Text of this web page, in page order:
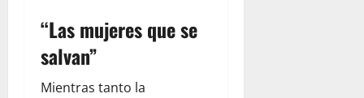
“Las mujeres que se
salvan”
Mientras tanto la